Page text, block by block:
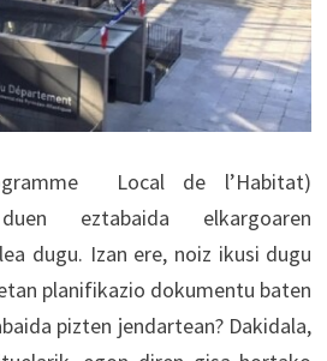
Local de l’Habitat)
eztabaida elkargoaren
dugu. Izan ere, noiz ikusi dugu
planifikazio dokumentu baten
pizten jendartean? Dakidala,